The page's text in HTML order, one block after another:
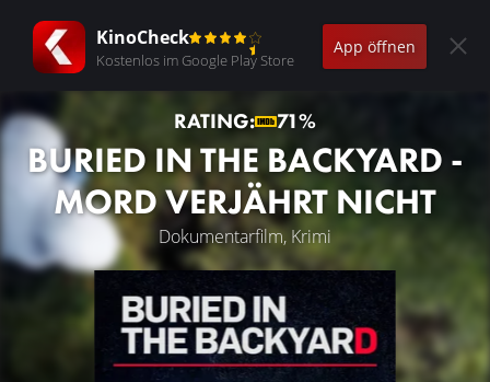
KinoCheck
Kostenlos im Google Play Store
App öffnen
RATING: 71%
BURIED IN THE BACKYARD -
MORD VERJÄHRT NICHT
Dokumentarfilm, Krimi